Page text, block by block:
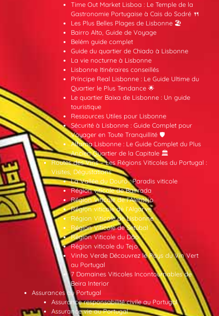
Time Out Market Lisboa : Le Temple de la
Gastronomie Portugaise à Cais do Sodré 🍴
Les Plus Belles Plages de Lisbonne 🏖️
Bairro Alto, Guide de Voyage
Belém guide complet
Guide du quartier de Chiado à Lisbonne
La vie nocturne à Lisbonne
Lisbonne Itinéraires conseillés
Príncipe Real Lisbonne : Le Guide Ultime du
Quartier le Plus Tendance 🌟
Le quartier Baixa de Lisbonne : Un guide
touristique
Ressources Utiles pour Lisbonne
Sécurité à Lisbonne : Guide Complet pour
Voyager en Toute Tranquillité 🛡️
Alfama Lisbonne : Le Guide Complet du Plus
Ancien Quartier de la Capitale 🏛️
Routes des Vins – Les Régions Viticoles du Portugal :
Visites, Dégustations
La Vallée du Douro : Paradis viticole
Région viticole de Bairrada
Région Viticole de l’Alentejo
Région viticole de l’Algarve
Région Viticole de Lisbonne
Région Viticole de Setúbal
Région Viticole du Dão
Région viticole du Tejo
Vinho Verde Découvrez le Pays du Vin Vert
au Portugal
7 Domaines Viticoles Incontournables de
Beira Interior
Assurances au Portugal
Assurance responsabilité civile au Portugal
Assurance vie au Portugal